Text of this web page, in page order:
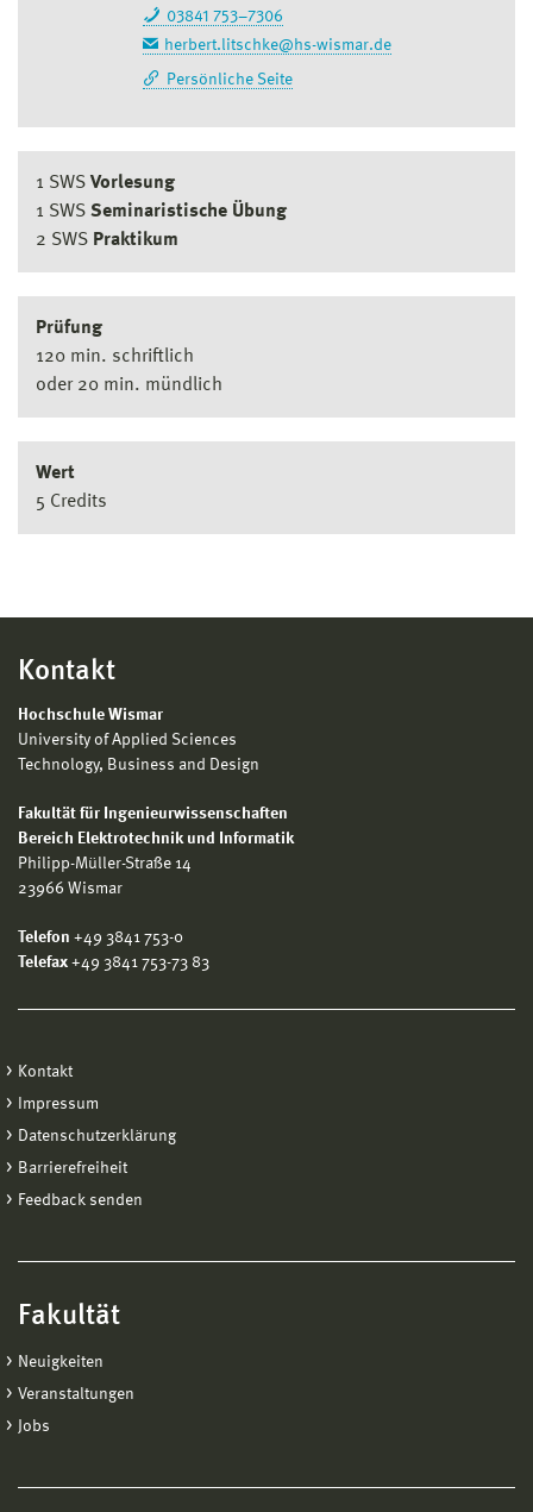
03841 753–7306
herbert.litschke@hs-wismar.de
Persönliche Seite
1 SWS Vorlesung
1 SWS Seminaristische Übung
2 SWS Praktikum
Prüfung
120 min. schriftlich
oder 20 min. mündlich
Wert
5 Credits
Kontakt
Hochschule Wismar
University of Applied Sciences
Technology, Business and Design
Fakultät für Ingenieurwissenschaften
Bereich Elektrotechnik und Informatik
Philipp-Müller-Straße 14
23966 Wismar
Telefon +49 3841 753-0
Telefax +49 3841 753-73 83
Kontakt
Impressum
Datenschutzerklärung
Barrierefreiheit
Feedback senden
Fakultät
Neuigkeiten
Veranstaltungen
Jobs